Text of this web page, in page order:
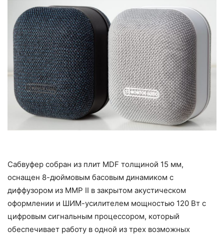
Сабвуфер собран из плит MDF толщиной 15 мм,
оснащен 8-дюймовым басовым динамиком с
диффузором из MMP II в закрытом акустическом
оформлении и ШИМ-усилителем мощностью 120 Вт с
цифровым сигнальным процессором, который
обеспечивает работу в одной из трех возможных